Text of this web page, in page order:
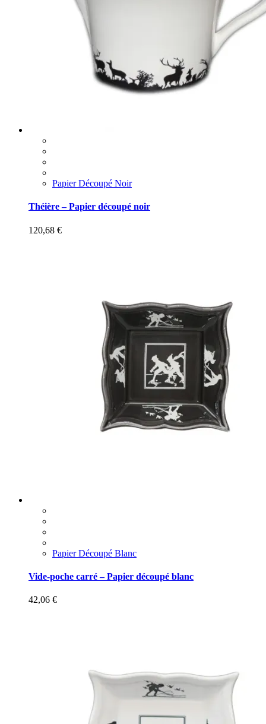
Papier Découpé Noir
Théière – Papier découpé noir
120,68 €
Papier Découpé Blanc
Vide-poche carré – Papier découpé blanc
42,06 €